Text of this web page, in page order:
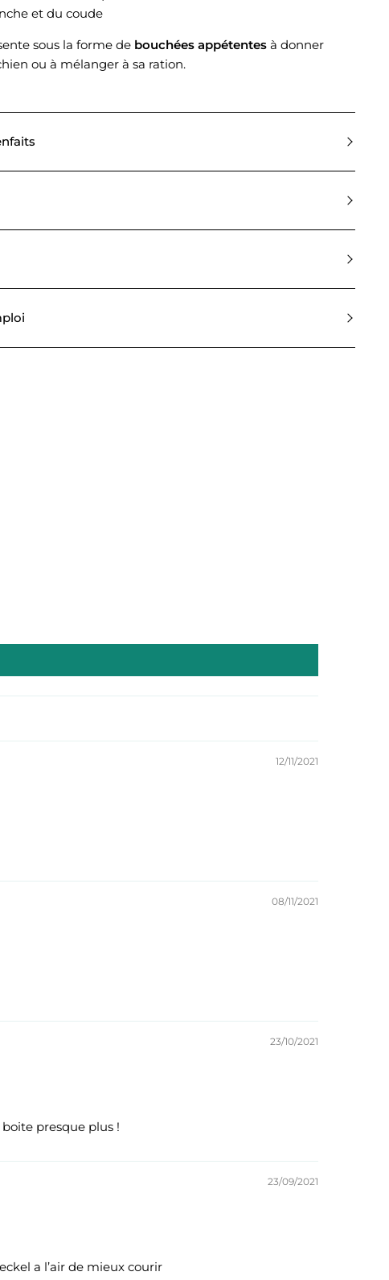
et du coude
sous la forme de bouchées appétentes à donner
ou à mélanger à sa ration.
12/11/2021
08/11/2021
23/10/2021
presque plus !
23/09/2021
a l’air de mieux courir